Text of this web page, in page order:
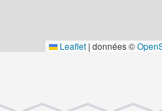
Leaflet | données ©